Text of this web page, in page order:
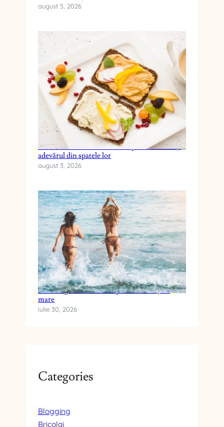
august 5, 2026
Cele mai frecvente mituri despre dieta keto și
adevărul din spatele lor
august 3, 2026
Cum alegi crema cu SPF pentru vacanța la
mare
iulie 30, 2026
Categories
Blogging
Bricolaj